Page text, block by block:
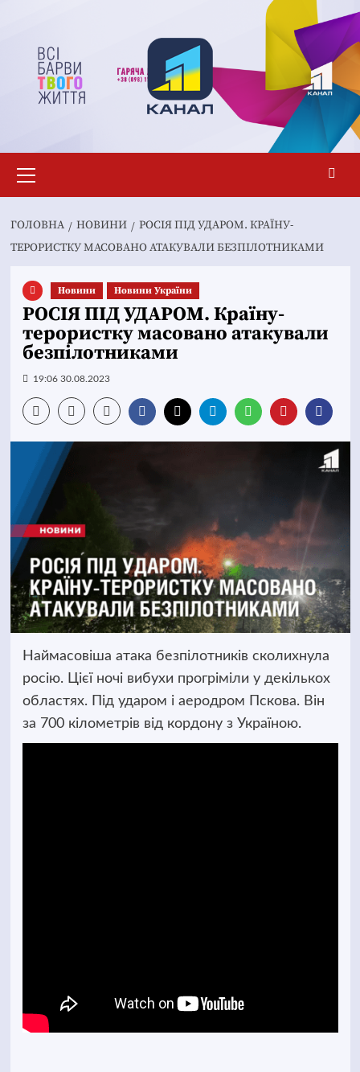
вмісту
меню
ГОЛОВНА НОВИНИ
РОСІЯ ПІД УДАРОМ. КРАЇНУ-
ТЕРОРИСТКУ МАСОВАНО АТАКУВАЛИ БЕЗПІЛОТНИКАМИ
Новини Новини України
РОСІЯ ПІД УДАРОМ. Країну-
терористку масовано атакували
безпілотниками
19:06 30.08.2023
Наймасовіша атака безпілотників сколихнула
росію. Цієї ночі вибухи прогріміли у декількох
областях. Під ударом і аеродром Пскова. Він
за 700 кілометрів від кордону з Україною.